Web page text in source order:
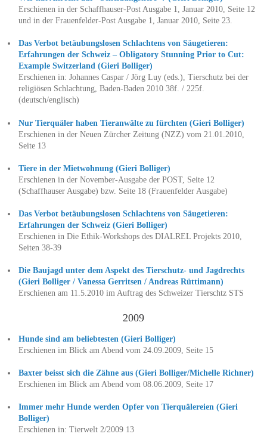
Erschienen in der Schaffhauser-Post Ausgabe 1, Januar 2010, Seite 12
und in der Frauenfelder-Post Ausgabe 1, Januar 2010, Seite 23.
Das Verbot betäubungslosen Schlachtens von Säugetieren:
Erfahrungen der Schweiz – Obligatory Stunning Prior to Cut:
Example Switzerland (Gieri Bolliger)
Erschienen in: Johannes Caspar / Jörg Luy (eds.), Tierschutz bei der
religiösen Schlachtung, Baden-Baden 2010 38f. / 225f.
(deutsch/englisch)
Nur Tierquäler haben Tieranwälte zu fürchten (Gieri Bolliger)
Erschienen in der Neuen Zürcher Zeitung (NZZ) vom 21.01.2010,
Seite 13
Tiere in der Mietwohnung (Gieri Bolliger)
Erschienen in der November-Ausgabe der POST, Seite 12
(Schaffhauser Ausgabe) bzw. Seite 18 (Frauenfelder Ausgabe)
Das Verbot betäubungslosen Schlachtens von Säugetieren:
Erfahrungen der Schweiz (Gieri Bolliger)
Erschienen in Die Ethik-Workshops des DIALREL Projekts 2010,
Seiten 38-39
Die Baujagd unter dem Aspekt des Tierschutz- und Jagdrechts
(Gieri Bolliger / Vanessa Gerritsen / Andreas Rüttimann)
Erschienen am 11.5.2010 im Auftrag des Schweizer Tierschtz STS
2009
Hunde sind am beliebtesten (Gieri Bolliger)
Erschienen im Blick am Abend vom 24.09.2009, Seite 15
Baxter beisst sich die Zähne aus (Gieri Bolliger/Michelle Richner)
Erschienen im Blick am Abend vom 08.06.2009, Seite 17
Immer mehr Hunde werden Opfer von Tierquälereien (Gieri
Bolliger)
Erschienen in: Tierwelt 2/2009 13